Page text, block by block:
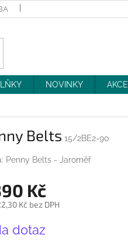
NOVINKY AKCE
Belts 15/2BE2-90
Penny Belts - Jaroměř
Kč
Kč bez DPH
dotaz